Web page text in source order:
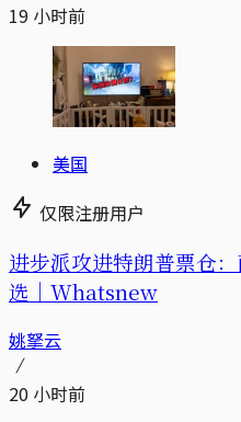
19 小时前
美国
仅限注册用户
进步派攻进特朗普票仓
选｜Whatsnew
姚拏云
20 小时前